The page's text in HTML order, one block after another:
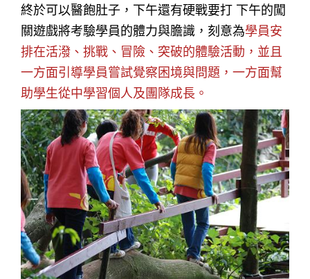
終於可以醫飽肚子，下午還有硬戰要打 下午的闖
關遊戲將考驗學員的體力與膽識，刻意為學員安
排在活潑、挑戰、冒險、突破的體驗活動，並且
一方面引導學員嘗試覺察困境與問題，一方面幫
助學生從中學習個人及團隊成長。